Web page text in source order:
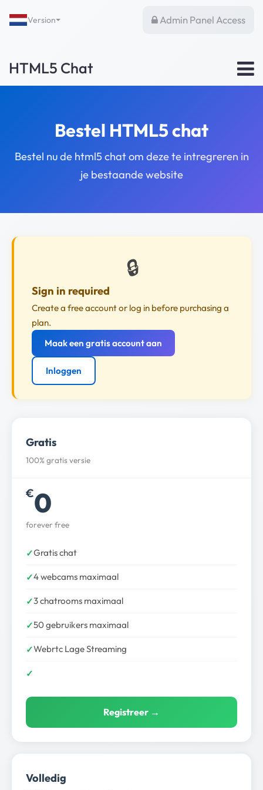
Version Admin Panel Access
HTML5 Chat
Bestel HTML5 chat
Bestel nu de html5 chat om deze te intregreren in
je bestaande website
🔒
Sign in required
Create a free account or log in before purchasing a
plan.
Maak een gratis account aan
Inloggen
Gratis
100% gratis versie
€0
forever free
Gratis chat
4 webcams maximaal
3 chatrooms maximaal
50 gebruikers maximaal
Webrtc Lage Streaming
Registreer →
Volledig